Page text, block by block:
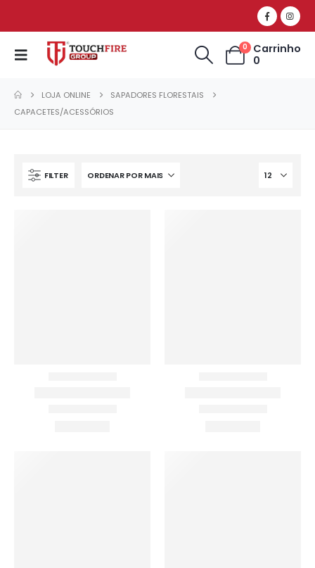
0
Carrinho
0
LOJA ONLINE
SAPADORES FLORESTAIS
CAPACETES/ACESSÓRIOS
FILTER